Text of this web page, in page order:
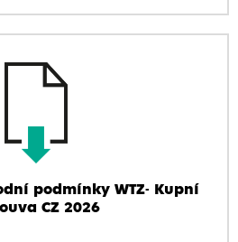
podmínky WTZ- Kupní
CZ 2026